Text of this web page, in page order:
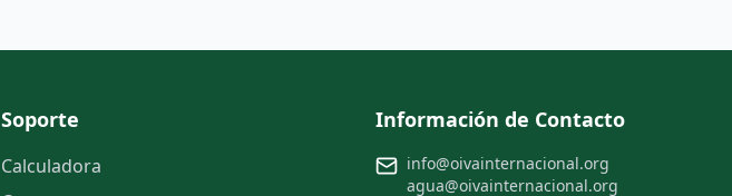
Soporte
Calculadora
Información de Contacto
info@oivainternacional.org
agua@oivainternacional.org